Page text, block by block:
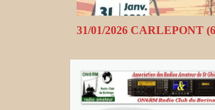
31/01/2026 CARLEPONT